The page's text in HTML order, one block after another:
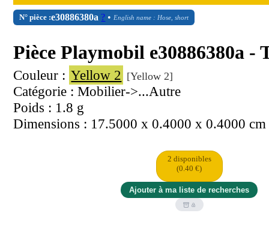
N° pièce :e30886380a ? •English name : Hose, short
Pièce Playmobil e30886380a -
Couleur : Yellow 2 [Yellow 2]
Catégorie : Mobilier->...Autre
Poids : 1.8 g
Dimensions : 17.5000 x 0.4000 x 0.4000 cm
2 disponibles
(0.40 €)